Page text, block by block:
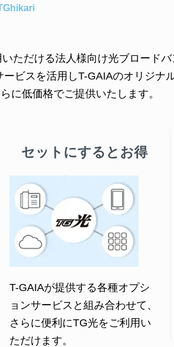
ただける法人様向け光ブロードバ
ビスを活用しT-GAIAのオリジナ
に低価格でご提供いたします。
セットにするとお得
T-GAIAが提供する各種オプシ
ョンサービスと組み合わせて、
さらに便利にTG光をご利用い
ただけます。